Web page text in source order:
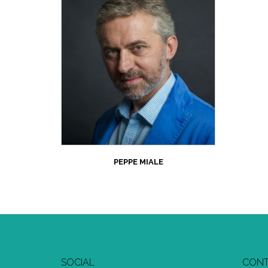
PEPPE MIALE
SOCIAL